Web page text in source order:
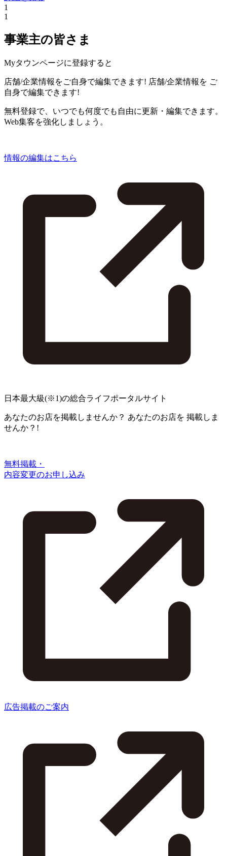
1
1
事業主の皆さま
Myタウンページに登録すると
店舗/企業情報をご自身で編集できます! 店舗/企業情報を ご
自身で編集できます!
無料登録で、いつでも何度でも自由に更新・編集できます。
Web集客を強化しましょう。
情報の編集はこちら
日本最大級(※1)の総合ライフポータルサイト
あなたのお店を掲載しませんか？ あなたのお店を 掲載しま
せんか？!
無料掲載・
内容変更のお申し込み
広告掲載のご案内